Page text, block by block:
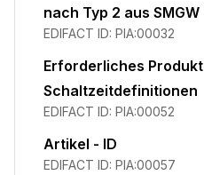
nach Typ 2 aus SMGW
EDIFACT ID: PIA:00032
Erforderliches Produkt
Schaltzeitdefinitionen
EDIFACT ID: PIA:00052
Artikel - ID
EDIFACT ID: PIA:00057